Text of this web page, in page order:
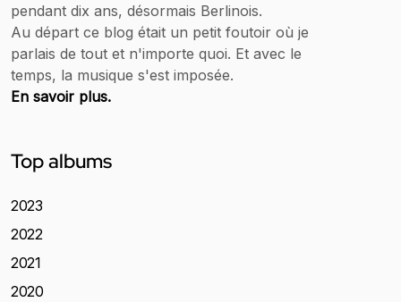
pendant dix ans, désormais Berlinois.
Au départ ce blog était un petit foutoir où je
parlais de tout et n'importe quoi. Et avec le
temps, la musique s'est imposée.
En savoir plus.
Top albums
2023
2022
2021
2020